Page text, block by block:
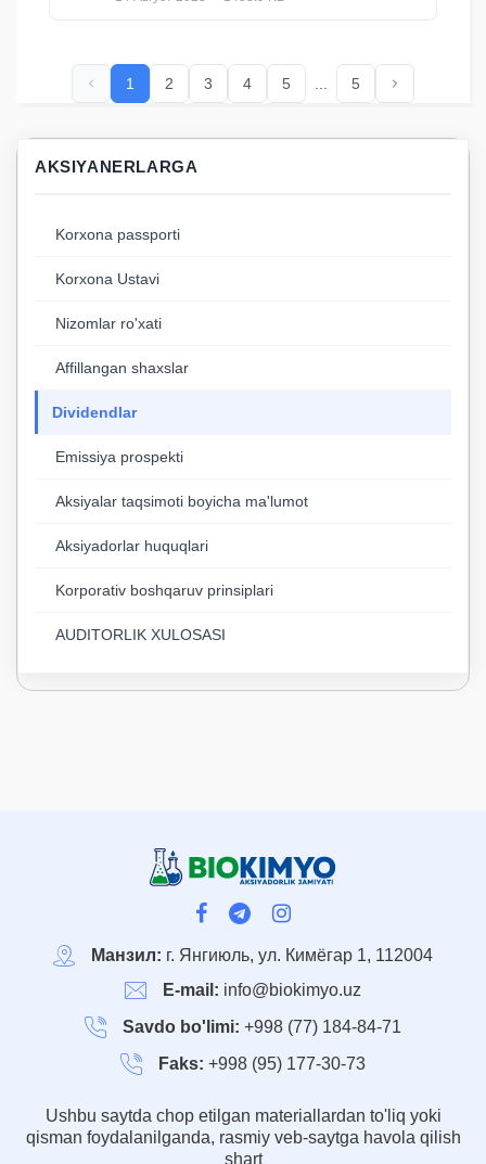
1 2 3 4 5 5
AKSIYANERLARGA
Korxona passporti
Korxona Ustavi
Nizomlar ro'xati
Affillangan shaxslar
Dividendlar
Emissiya prospekti
Aksiyalar taqsimoti boyicha ma'lumot
Aksiyadorlar huquqlari
Korporativ boshqaruv prinsiplari
AUDITORLIK XULOSASI
Манзил: г. Янгиюль, ул. Кимёгар 1, 112004
E-mail: info@biokimyo.uz
Savdo bo'limi: +998 (77) 184-84-71
Faks: +998 (95) 177-30-73
Ushbu saytda chop etilgan materiallardan to'liq yoki
qisman foydalanilganda, rasmiy veb-saytga havola qilish
shart